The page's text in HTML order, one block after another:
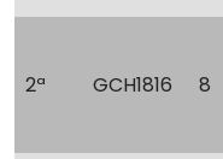
2ª GCH1816 8